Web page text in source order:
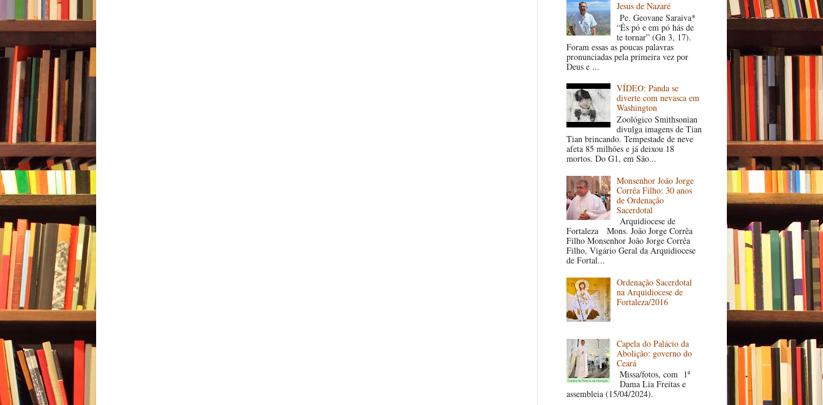
Jesus de Nazaré
Pe. Geovane Saraiva*
“És pó e em pó hás de
te tornar” (Gn 3, 17).
Foram essas as poucas palavras
pronunciadas pela primeira vez por
Deus e ...
VÍDEO: Panda se
diverte com nevasca em
Washington
Zoológico Smithsonian
divulga imagens de Tian
Tian brincando. Tempestade de neve
afeta 85 milhões e já deixou 18
mortos. Do G1, em São...
Monsenhor João Jorge
Corrêa Filho: 30 anos
de Ordenação
Sacerdotal
Arquidiocese de
Fortaleza Mons. João Jorge Corrêa
Filho Monsenhor João Jorge Corrêa
Filho, Vigário Geral da Arquidiocese
de Fortal...
Ordenação Sacerdotal
na Arquidiocese de
Fortaleza/2016
Capela do Palácio da
Abolição: governo do
Ceará
Missa/fotos, com 1ª
Dama Lia Freitas e
assembleia (15/04/2024).